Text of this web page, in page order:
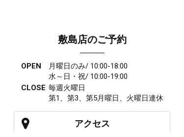
敷島店のご予約
OPEN
月曜日のみ/ 10:00-18:00
水～日・祝/ 10:00-19:00
CLOSE 毎週火曜日
第1、第3、第5月曜日、火曜日連休
アクセス